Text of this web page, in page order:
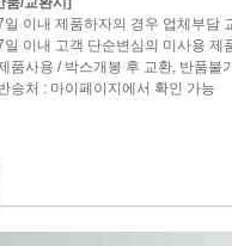
일 이내 제품하자의 경우 업체부담
일 이내 고객 단순변심의 미사용 제
품사용 / 박스개봉 후 교환, 반품불
송처 : 마이페이지에서 확인 가능